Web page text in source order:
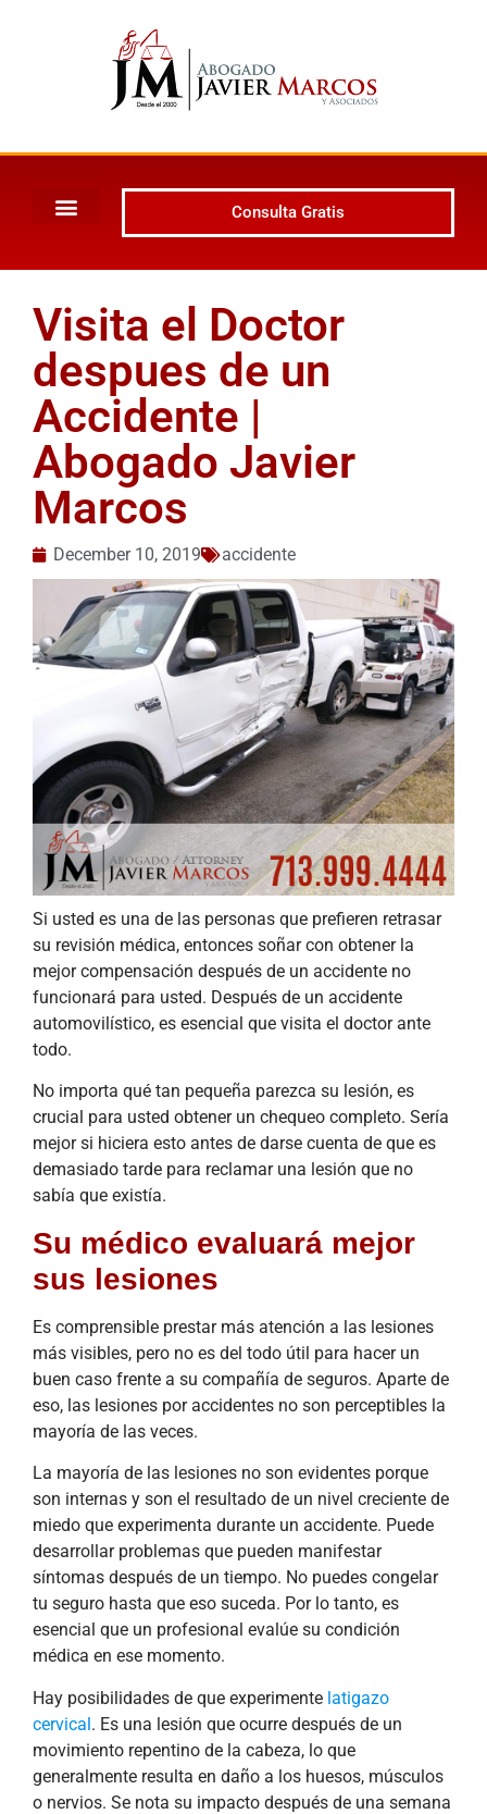
Consulta Gratis
Visita el Doctor
despues de un
Accidente |
Abogado Javier
Marcos
December 10, 2019 accidente
Si usted es una de las personas que prefieren retrasar
su revisión médica, entonces soñar con obtener la
mejor compensación después de un accidente no
funcionará para usted. Después de un accidente
automovilístico, es esencial que visita el doctor ante
todo.
No importa qué tan pequeña parezca su lesión, es
crucial para usted obtener un chequeo completo. Sería
mejor si hiciera esto antes de darse cuenta de que es
demasiado tarde para reclamar una lesión que no
sabía que existía.
Su médico evaluará mejor
sus lesiones
Es comprensible prestar más atención a las lesiones
más visibles, pero no es del todo útil para hacer un
buen caso frente a su compañía de seguros. Aparte de
eso, las lesiones por accidentes no son perceptibles la
mayoría de las veces.
La mayoría de las lesiones no son evidentes porque
son internas y son el resultado de un nivel creciente de
miedo que experimenta durante un accidente. Puede
desarrollar problemas que pueden manifestar
síntomas después de un tiempo. No puedes congelar
tu seguro hasta que eso suceda. Por lo tanto, es
esencial que un profesional evalúe su condición
médica en ese momento.
Hay posibilidades de que experimente latigazo
cervical. Es una lesión que ocurre después de un
movimiento repentino de la cabeza, lo que
generalmente resulta en daño a los huesos, músculos
o nervios. Se nota su impacto después de una semana